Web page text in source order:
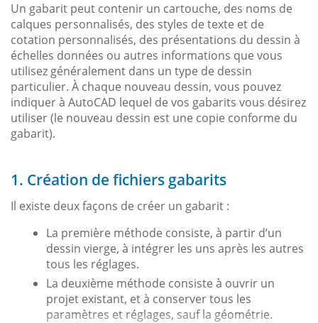
Un gabarit peut contenir un cartouche, des noms de
calques personnalisés, des styles de texte et de
cotation personnalisés, des présentations du dessin à
échelles données ou autres informations que vous
utilisez généralement dans un type de dessin
particulier. À chaque nouveau dessin, vous pouvez
indiquer à AutoCAD lequel de vos gabarits vous désirez
utiliser (le nouveau dessin est une copie conforme du
gabarit).
1. Création de fichiers gabarits
Il existe deux façons de créer un gabarit :
La première méthode consiste, à partir d’un
dessin vierge, à intégrer les uns après les autres
tous les réglages.
La deuxième méthode consiste à ouvrir un
projet existant, et à conserver tous les
paramètres et réglages, sauf la géométrie.